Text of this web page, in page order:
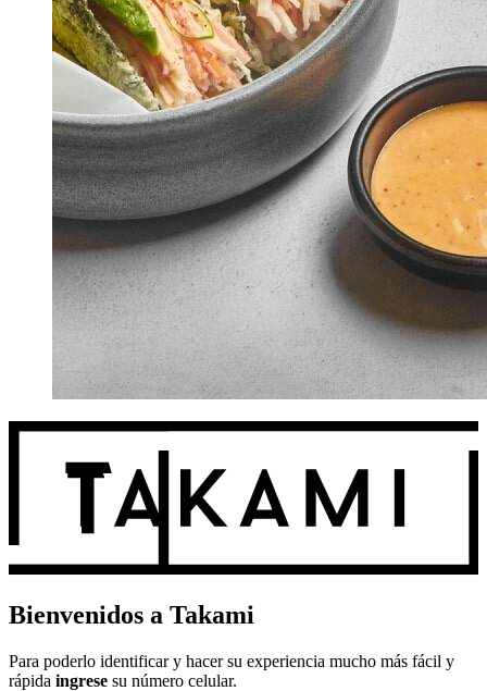
Bienvenidos a Takami
Para poderlo identificar y hacer su experiencia mucho más fácil y
rápida ingrese su número celular.